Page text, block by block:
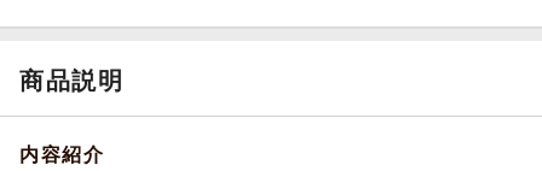
商品説明
内容紹介